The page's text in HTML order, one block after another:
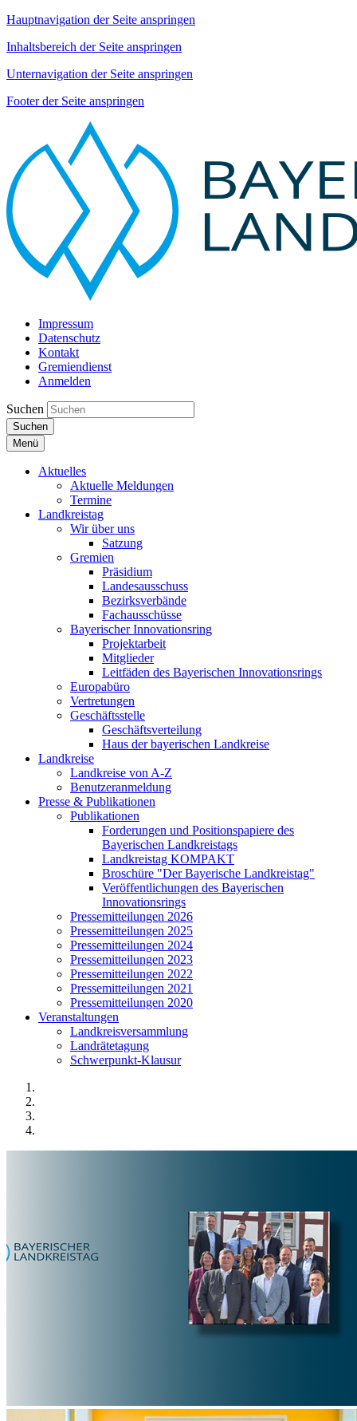
Hauptnavigation der Seite anspringen
Inhaltsbereich der Seite anspringen
Unternavigation der Seite anspringen
Footer der Seite anspringen
Impressum
Datenschutz
Kontakt
Gremiendienst
Anmelden
Suchen
Suchen
Menü
Aktuelles
Aktuelle Meldungen
Termine
Landkreistag
Wir über uns
Satzung
Gremien
Präsidium
Landesausschuss
Bezirksverbände
Fachausschüsse
Bayerischer Innovationsring
Projektarbeit
Mitglieder
Leitfäden des Bayerischen Innovationsrings
Europabüro
Vertretungen
Geschäftsstelle
Geschäftsverteilung
Haus der bayerischen Landkreise
Landkreise
Landkreise von A-Z
Benutzeranmeldung
Presse & Publikationen
Publikationen
Forderungen und Positionspapiere des
Bayerischen Landkreistags
Landkreistag KOMPAKT
Broschüre "Der Bayerische Landkreistag"
Veröffentlichungen des Bayerischen
Innovationsrings
Pressemitteilungen 2026
Pressemitteilungen 2025
Pressemitteilungen 2024
Pressemitteilungen 2023
Pressemitteilungen 2022
Pressemitteilungen 2021
Pressemitteilungen 2020
Veranstaltungen
Landkreisversammlung
Landrätetagung
Schwerpunkt-Klausur